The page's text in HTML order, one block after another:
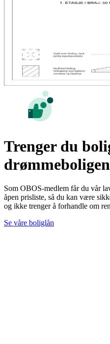
Trenger du
Som OBOS-medlem får du vår
åpen prisliste, så du kan være
og ikke trenger å forhandle om
Se våre boliglån